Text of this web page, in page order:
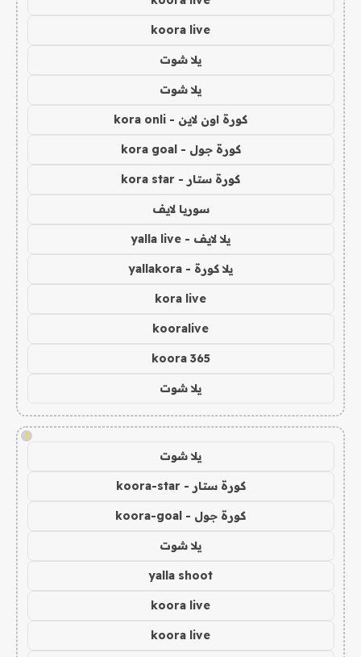
koora live
يلا شوت
يلا شوت
كورة اون لاين - kora onli
كورة جول - kora goal
كورة ستار - kora star
سوريا لايف
يلا لايف - yalla live
يلا كورة - yallakora
kora live
kooralive
koora 365
يلا شوت
!
يلا شوت
كورة ستار - koora-star
كورة جول - koora-goal
يلا شوت
yalla shoot
koora live
koora live